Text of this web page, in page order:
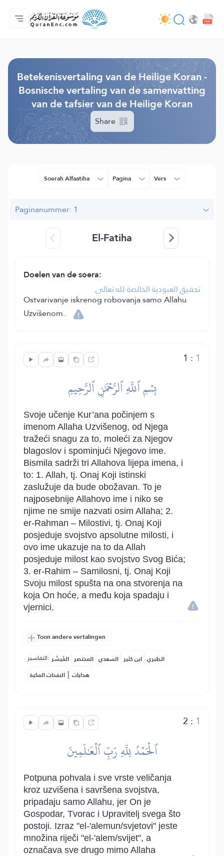
Homepagina
Inhoudsopgave van de vertalingen
Audio
Diensten voor ontwikkelaars - API
Over het project
Contacteer ons
Taal
Betekenisvertaling van de Heilige Koran -
Bosnische vertaling van de samenvatting
van de tafsier van de Heilige Koran
Share
Soerah Alfaatiha Pagina Vers
Paginanummer: 1
El-Fatiha
Doelen van de soera:
تحقيق العبودية الخالصة لله تعالى.
Ostvarivanje iskrenog robovanja samo Allahu
Uzvišenom.
1 : 1
بِسۡمِ ٱللَّهِ ٱلرَّحۡمَٰنِ ٱلرَّحِيمِ
Svoje učenje Kur’ana počinjem s
imenom Allaha Uzvišenog, od Njega
tražeći snagu za to, moleći za Njegov
blagoslov i spominjući Njegovo ime.
Bismila sadrži tri Allahova lijepa imena, i
to: 1. Allah, tj. Onaj Koji istinski
zaslužuje da bude obožavan. To je
najposebnije Allahovo ime i niko se
njime ne smije nazvati osim Allaha; 2.
er-Rahman – Milostivi, tj. Onaj Koji
posjeduje svojstvo apsolutne milosti, i
ovo ime ukazuje na to da Allah
posjeduje milost kao svojstvo Svog Bića;
3. er-Rahim – Samilosni, tj. Onaj Koji
Svoju milost spušta na ona stvorenja na
koja On hoće, a među koja spadaju i
vjernici.
Toon andere vertalingen
التفاسير: المُيسَّر المختصر السعدي ابن كثير الطبري
النفحات المكية | هدايات
2 : 1
ٱلۡحَمۡدُ لِلَّهِ رَبِّ ٱلۡعَٰلَمِينَ
Potpuna pohvala i sve vrste veličanja
kroz uzvišena i savršena svojstva,
pripadaju samo Allahu, jer On je
Gospodar, Tvorac i Upravitelj svega što
postoji. Izraz "el-'alemun/svjetovi" jeste
množina riječi "el-'alem/svijet", a
označava sve drugo mimo Allaha